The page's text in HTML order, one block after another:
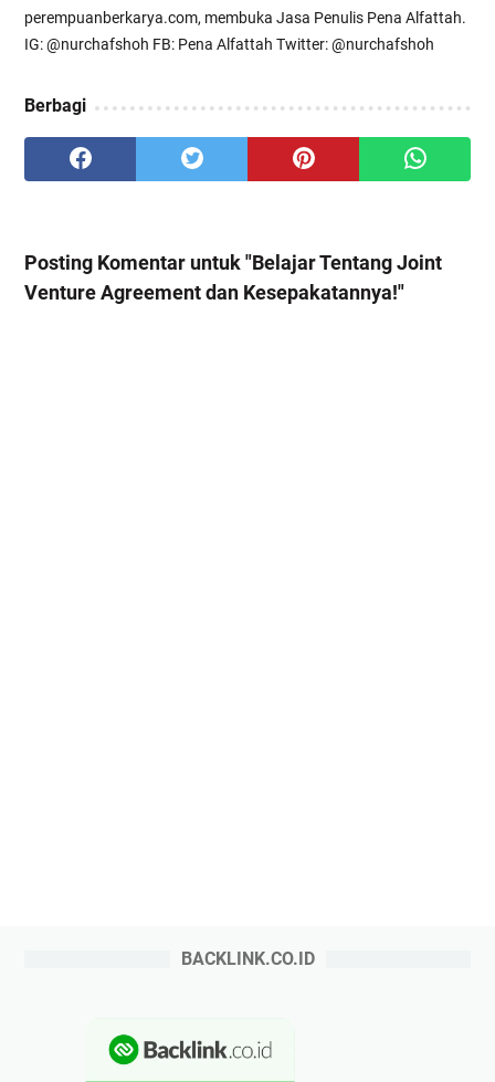
perempuanberkarya.com, membuka Jasa Penulis Pena Alfattah.
IG: @nurchafshoh FB: Pena Alfattah Twitter: @nurchafshoh
Berbagi
Posting Komentar untuk "Belajar Tentang Joint
Venture Agreement dan Kesepakatannya!"
BACKLINK.CO.ID